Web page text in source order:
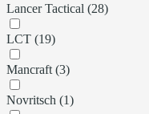
Lancer Tactical (28)
LCT (19)
Mancraft (3)
Novritsch (1)